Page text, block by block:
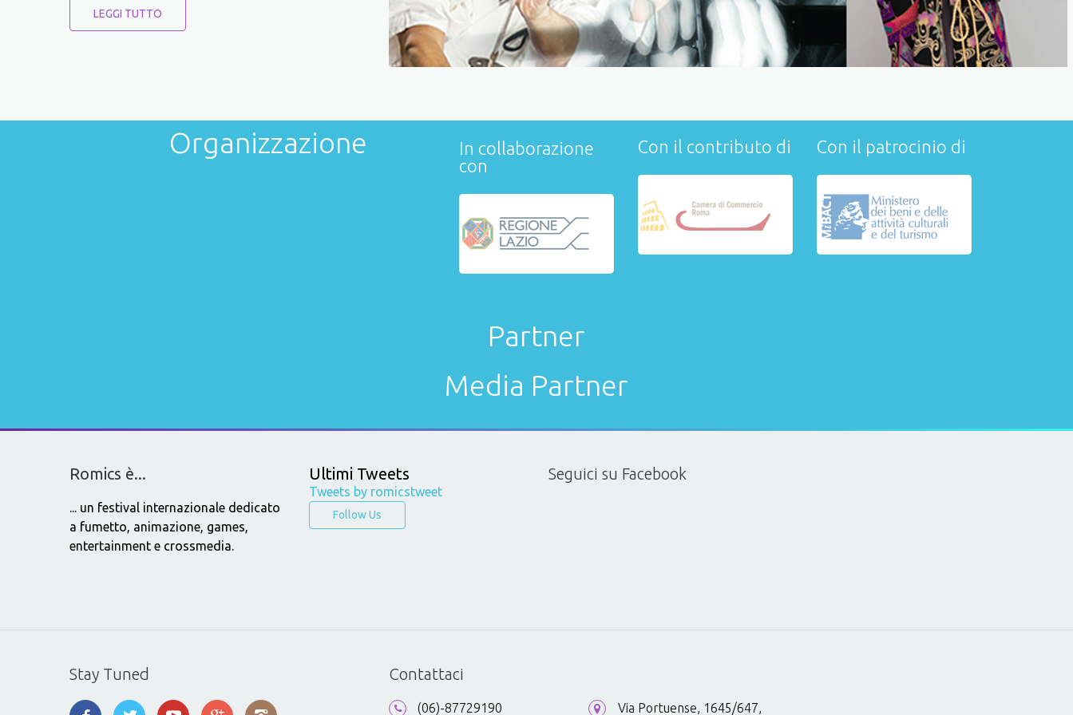
LEGGI TUTTO
Organizzazione
In collaborazione
con
Con il contributo di Con il patrocinio di
Partner
Media Partner
Romics è...
... un festival internazionale dedicato
a fumetto, animazione, games,
entertainment e crossmedia.
Ultimi Tweets
Tweets by romicstweet
Follow Us
Seguici su Facebook
Stay Tuned Contattaci
(06)-87729190 Via Portuense, 1645/647,